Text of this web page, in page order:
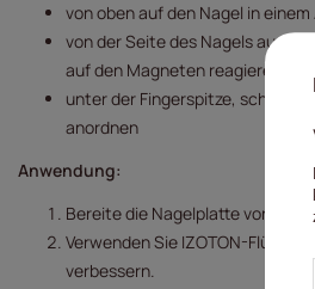
von oben auf den Nagel in
von der Seite des Nagels aus,
auf den Magneten reagieren
unter der Fingerspitze, schräg,
anordnen
Anwendung:
Bereite die Nagelplatte vor –
Verwenden Sie IZOTON-
verbessern.